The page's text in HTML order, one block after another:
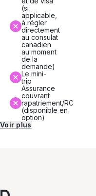
(si
applicable,
à régler
directement
au consulat
canadien
au moment
de la
demande)
Le mini-
trip
Assurance
couvrant
rapatriement/RC
(disponible en
option)
Voir plus